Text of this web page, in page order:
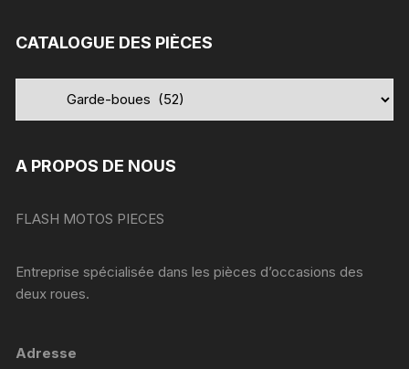
CATALOGUE DES PIÈCES
A PROPOS DE NOUS
FLASH MOTOS PIECES
Entreprise spécialisée dans les pièces d’occasions des
deux roues.
Adresse